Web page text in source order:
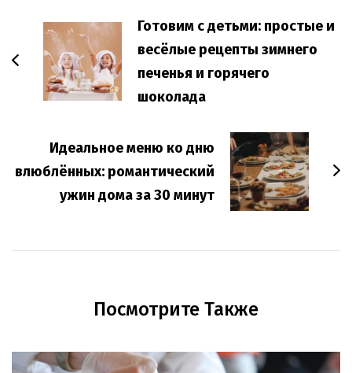
Готовим с детьми: простые и
весёлые рецепты зимнего
печенья и горячего
шоколада
Идеальное меню ко дню
влюблённых: романтический
ужин дома за 30 минут
Посмотрите Также